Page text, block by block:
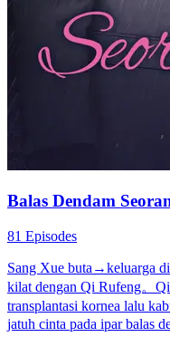
Balas Dendam yang
65 Episodes
Song Jinxiu memasuki
kematian keluarganya.
kesulitan, dia akhirnya
Xiao Yu'er dan naik ke